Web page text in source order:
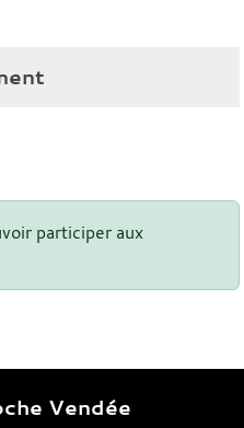
participer aux
Vendée